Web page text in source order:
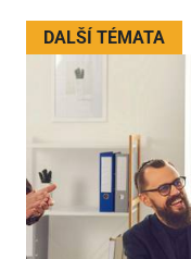
DALŠÍ TÉMATA